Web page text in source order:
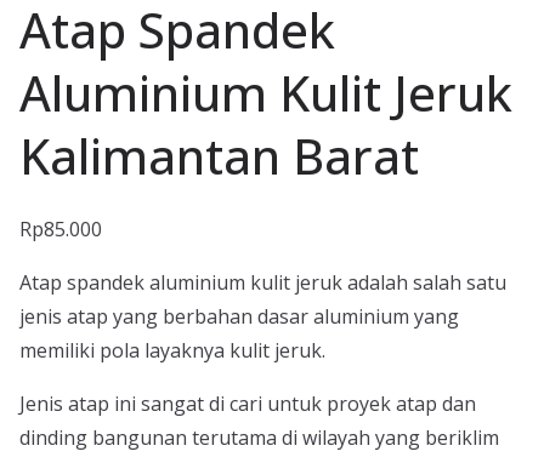
Atap Spandek
Aluminium Kulit Jeruk
Kalimantan Barat
Rp85.000
Atap spandek aluminium kulit jeruk adalah salah satu
jenis atap yang berbahan dasar aluminium yang
memiliki pola layaknya kulit jeruk.
Jenis atap ini sangat di cari untuk proyek atap dan
dinding bangunan terutama di wilayah yang beriklim